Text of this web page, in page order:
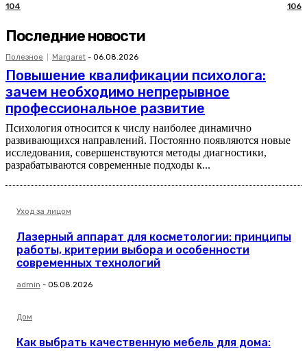
104 106
Последние новости
Полезное Margaret - 06.08.2026
Повышение квалификации психолога:
зачем необходимо непрерывное
профессиональное развитие
Психология относится к числу наиболее динамично
развивающихся направлений. Постоянно появляются новые
исследования, совершенствуются методы диагностики,
разрабатываются современные подходы к...
Уход за лицом
Лазерный аппарат для косметологии: принципы
работы, критерии выбора и особенности
современных технологий
admin - 05.08.2026
Дом
Как выбрать качественную мебель для дома: